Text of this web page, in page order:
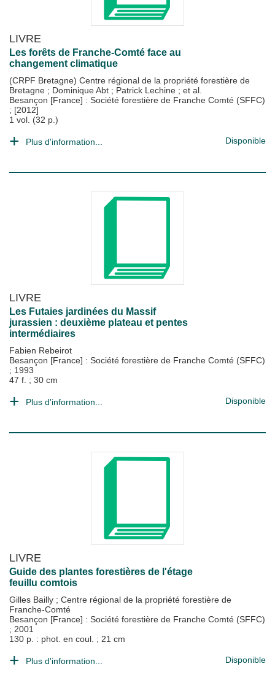
LIVRE
Les forêts de Franche-Comté face au
changement climatique
(CRPF Bretagne) Centre régional de la propriété forestière de
Bretagne ; Dominique Abt ; Patrick Lechine ; et al.
Besançon [France] : Société forestière de Franche Comté (SFFC)
; [2012]
1 vol. (32 p.)
Plus d'information... Disponible
LIVRE
Les Futaies jardinées du Massif
jurassien : deuxième plateau et pentes
intermédiaires
Fabien Rebeirot
Besançon [France] : Société forestière de Franche Comté (SFFC)
; 1993
47 f. ; 30 cm
Plus d'information... Disponible
LIVRE
Guide des plantes forestières de l'étage
feuillu comtois
Gilles Bailly ; Centre régional de la propriété forestière de
Franche-Comté
Besançon [France] : Société forestière de Franche Comté (SFFC)
; 2001
130 p. : phot. en coul. ; 21 cm
Plus d'information... Disponible